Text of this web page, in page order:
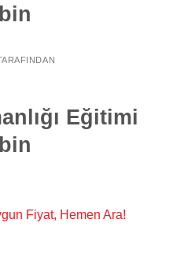
Eğitimi
Fiyat, Hemen Ara!